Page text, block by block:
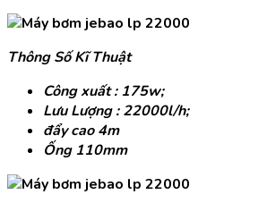
Thông Số Kĩ Thuật
Công xuất : 175w;
Lưu Lượng : 22000l/h;
đẩy cao 4m
Ống 110mm